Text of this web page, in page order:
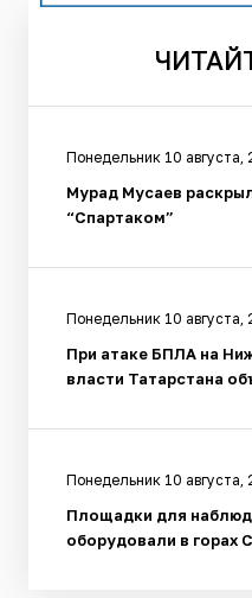
Понедельник 10 августа,
Мурад Мусаев
“Спартаком”
Понедельник 10 августа,
При атаке БПЛА на
власти Татарстана
Понедельник 10 августа,
Площадки для
оборудовали в горах